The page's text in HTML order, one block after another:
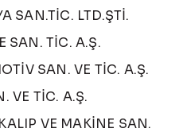
SAN.TİC. LTD.ŞTİ.
SAN. TİC. A.Ş.
SAN. VE TİC. A.Ş.
VE TİC. A.Ş.
VE MAKİNE SAN.